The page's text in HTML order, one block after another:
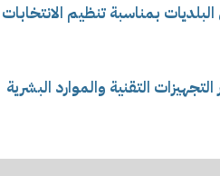
بمناسبة تنظيم الانتخابات
التقنية والموارد البشرية